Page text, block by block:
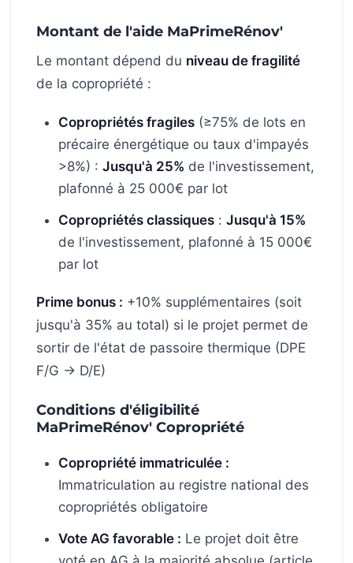
Montant de l'aide MaPrimeRénov'
Le montant dépend du niveau de fragilité
de la copropriété :
Copropriétés fragiles (≥75% de lots en
précaire énergétique ou taux d'impayés
>8%) : Jusqu'à 25% de l'investissement,
plafonné à 25 000€ par lot
Copropriétés classiques : Jusqu'à 15%
de l'investissement, plafonné à 15 000€
par lot
Prime bonus : +10% supplémentaires (soit
jusqu'à 35% au total) si le projet permet de
sortir de l'état de passoire thermique (DPE
F/G → D/E)
Conditions d'éligibilité
MaPrimeRénov' Copropriété
Copropriété immatriculée :
Immatriculation au registre national des
copropriétés obligatoire
Vote AG favorable : Le projet doit être